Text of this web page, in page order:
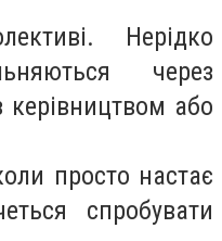
Нерідко
через
керівництвом або
просто настає
спробувати